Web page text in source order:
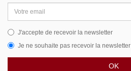
Carburateurs Dellorto de
perte de carburation
directement dans les
cornets!
email
J'accepte de recevoir la newsletter
Je ne souhaite pas recevoir la newsletter